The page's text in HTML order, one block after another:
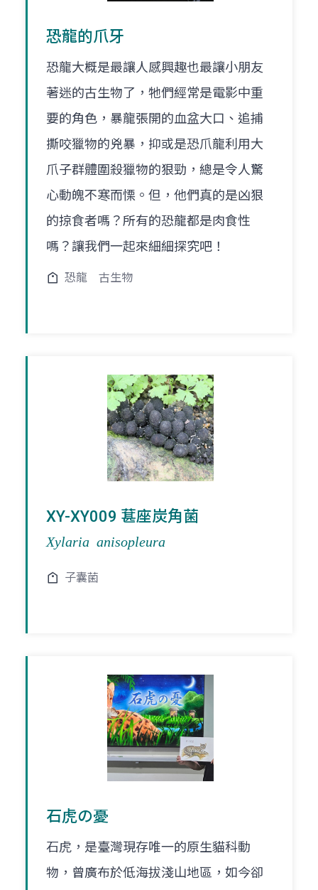
恐龍的爪牙
恐龍大概是最讓人感興趣也最讓小朋友
著迷的古生物了，牠們經常是電影中重
要的角色，暴龍張開的血盆大口、追捕
撕咬獵物的兇暴，抑或是恐爪龍利用大
爪子群體圍殺獵物的狠勁，總是令人驚
心動魄不寒而慄。但，他們真的是凶狠
的掠食者嗎？所有的恐龍都是肉食性
嗎？讓我們一起來細細探究吧！
恐龍 古生物
XY-XY009 葚座炭角菌
Xylaria anisopleura
子囊菌
石虎の憂
石虎，是臺灣現存唯一的原生貓科動
物，曾廣布於低海拔淺山地區，如今卻